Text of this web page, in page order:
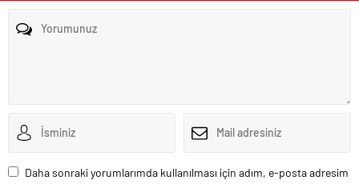
Daha sonraki yorumlarımda kullanılması için adım, e-posta adresim